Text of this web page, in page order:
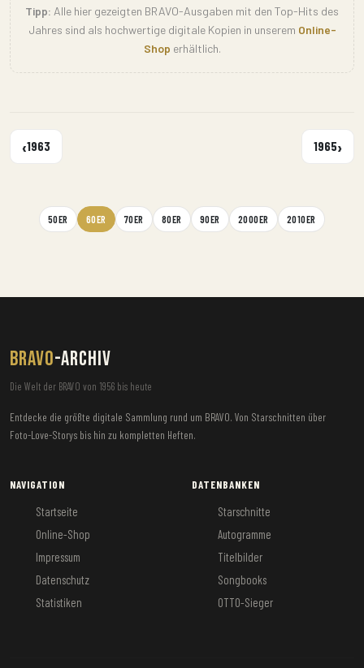
Tipp: Alle hier gezeigten BRAVO-Ausgaben mit den Top-Hits des
Jahres sind als hochwertige digitale Kopien in unserem Online-
Shop erhältlich.
‹1963 1965›
50ER 60ER 70ER 80ER 90ER 2000ER 2010ER
BRAVO-ARCHIV
Die Welt der BRAVO von 1956 bis heute
Entdecke die größte digitale Sammlung rund um BRAVO. Von Starschnitten über
Foto-Love-Storys bis hin zu kompletten Heften.
NAVIGATION
Startseite
Online-Shop
Impressum
Datenschutz
Statistiken
DATENBANKEN
Starschnitte
Autogramme
Titelbilder
Songbooks
OTTO-Sieger